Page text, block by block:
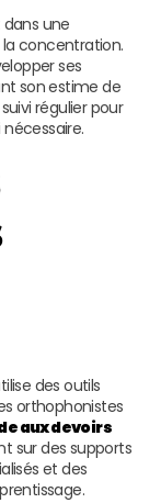
dans une
concentration.
ses
son estime de
régulier pour
des outils
orthophonistes
aux devoirs
sur des supports
et des